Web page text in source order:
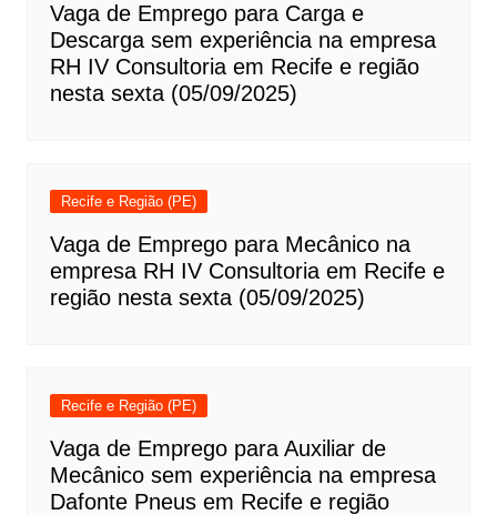
Vaga de Emprego para Carga e
Descarga sem experiência na empresa
RH IV Consultoria em Recife e região
nesta sexta (05/09/2025)
Recife e Região (PE)
Vaga de Emprego para Mecânico na
empresa RH IV Consultoria em Recife e
região nesta sexta (05/09/2025)
Recife e Região (PE)
Vaga de Emprego para Auxiliar de
Mecânico sem experiência na empresa
Dafonte Pneus em Recife e região